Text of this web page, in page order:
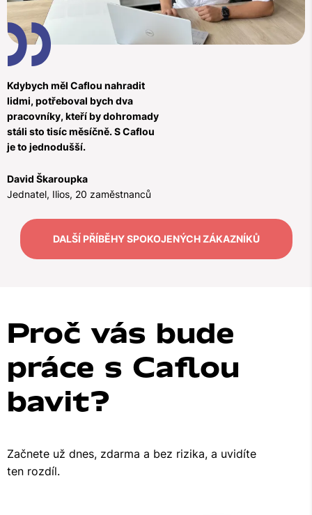
Kdybych měl Caflou nahradit
lidmi, potřeboval bych dva
pracovníky, kteří by dohromady
stáli sto tisíc měsíčně. S Caflou
je to jednodušší.
David Škaroupka
Jednatel, Ilios, 20 zaměstnanců
DALŠÍ PŘÍBĚHY SPOKOJENÝCH ZÁKAZNÍKŮ
Proč vás bude
práce s Caflou
bavit?
Začnete už dnes, zdarma a bez rizika, a uvidíte
ten rozdíl.